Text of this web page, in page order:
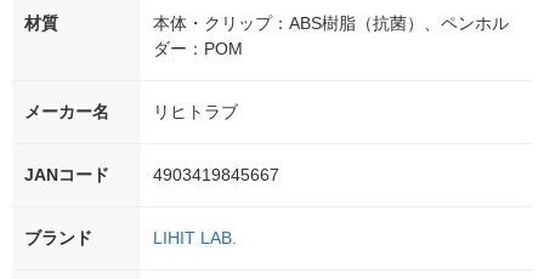
材質
本体・クリップ：ABS樹脂（抗菌）、ペンホル
ダー：POM
メーカー名 リヒトラブ
JANコード 4903419845667
ブランド LIHIT LAB.